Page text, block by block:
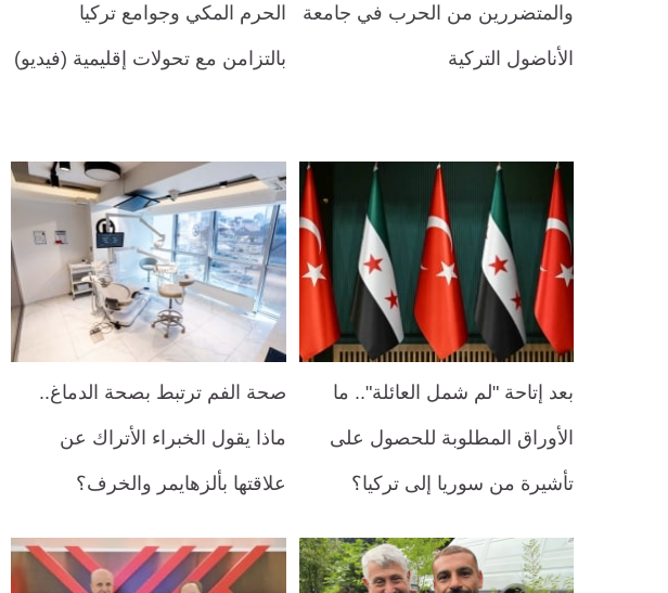
والمتضررين من الحرب في جامعة
الأناضول التركية
الحرم المكي وجوامع تركيا
بالتزامن مع تحولات إقليمية (فيديو)
بعد إتاحة "لم شمل العائلة".. ما
الأوراق المطلوبة للحصول على
تأشيرة من سوريا إلى تركيا؟
صحة الفم ترتبط بصحة الدماغ..
ماذا يقول الخبراء الأتراك عن
علاقتها بألزهايمر والخرف؟